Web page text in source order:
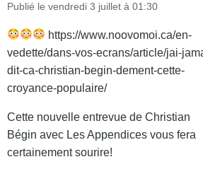
Publié le vendredi 3 juillet à 01:30
https://www.noovomoi.ca/en-
vedette/dans-vos-ecrans/article/jai-
dit-ca-christian-begin-dement-cette-
croyance-populaire/
Cette nouvelle entrevue de Christian
Bégin avec Les Appendices vous fera
certainement sourire!